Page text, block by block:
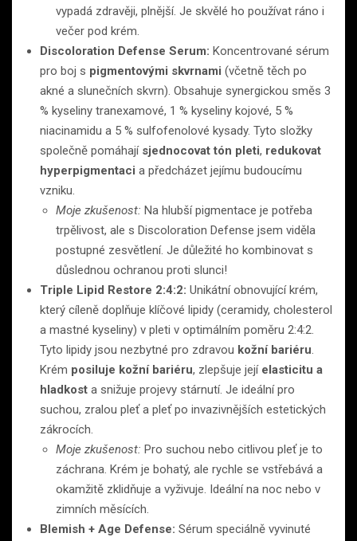
vypadá zdravěji, plnější. Je skvělé ho používat ráno i
večer pod krém.
Discoloration Defense Serum: Koncentrované sérum
pro boj s pigmentovými skvrnami (včetně těch po
akné a slunečních skvrn). Obsahuje synergickou směs 3
% kyseliny tranexamové, 1 % kyseliny kojové, 5 %
niacinamidu a 5 % sulfofenolové kysady. Tyto složky
společně pomáhají sjednocovat tón pleti, redukovat
hyperpigmentaci a předcházet jejímu budoucímu
vzniku.
Moje zkušenost: Na hlubší pigmentace je potřeba
trpělivost, ale s Discoloration Defense jsem viděla
postupné zesvětlení. Je důležité ho kombinovat s
důslednou ochranou proti slunci!
Triple Lipid Restore 2:4:2: Unikátní obnovující krém,
který cíleně doplňuje klíčové lipidy (ceramidy, cholesterol
a mastné kyseliny) v pleti v optimálním poměru 2:4:2.
Tyto lipidy jsou nezbytné pro zdravou kožní bariéru.
Krém posiluje kožní bariéru, zlepšuje její elasticitu a
hladkost a snižuje projevy stárnutí. Je ideální pro
suchou, zralou pleť a pleť po invazivnějších estetických
zákrocích.
Moje zkušenost: Pro suchou nebo citlivou pleť je to
záchrana. Krém je bohatý, ale rychle se vstřebává a
okamžitě zklidňuje a vyživuje. Ideální na noc nebo v
zimních měsících.
Blemish + Age Defense: Sérum speciálně vyvinuté